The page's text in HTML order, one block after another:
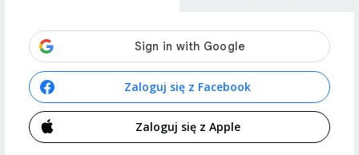
Zaloguj się z Facebook
Zaloguj się z Apple